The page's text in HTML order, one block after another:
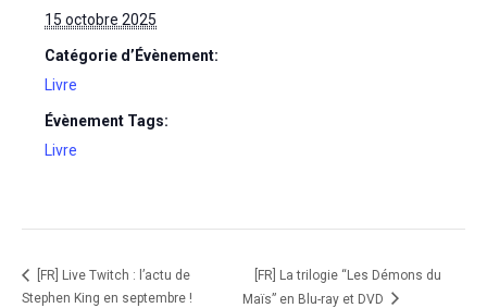
15 octobre 2025
Catégorie d’Évènement:
Livre
Évènement Tags:
Livre
[FR] Live Twitch : l’actu de
Stephen King en septembre !
[FR] La trilogie “Les Démons du
Maïs” en Blu-ray et DVD